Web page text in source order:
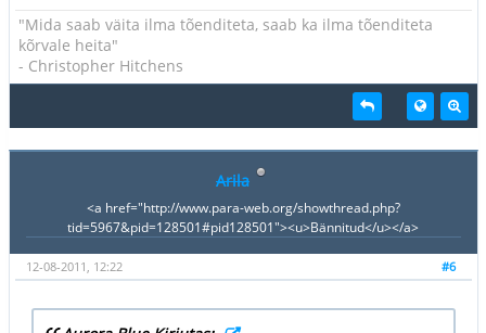
"Mida saab väita ilma tõenditeta, saab ka ilma tõenditeta
kõrvale heita"
- Christopher Hitchens
Arila
<a href="http://www.para-web.org/showthread.php?
tid=5967&pid=128501#pid128501"><u>Bännitud</u></a>
#6
12-08-2011, 12:22